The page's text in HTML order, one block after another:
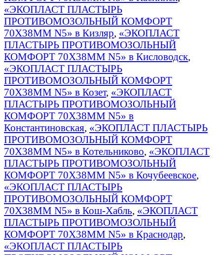
«ЭКОПЛАСТ ПЛАСТЫРЬ
ПРОТИВОМОЗОЛЬНЫЙ КОМФОРТ
70Х38ММ N5» в Кизляр, «ЭКОПЛАСТ
ПЛАСТЫРЬ ПРОТИВОМОЗОЛЬНЫЙ
КОМФОРТ 70Х38ММ N5» в Кисловодск,
«ЭКОПЛАСТ ПЛАСТЫРЬ
ПРОТИВОМОЗОЛЬНЫЙ КОМФОРТ
70Х38ММ N5» в Козет, «ЭКОПЛАСТ
ПЛАСТЫРЬ ПРОТИВОМОЗОЛЬНЫЙ
КОМФОРТ 70Х38ММ N5» в
Константиновская, «ЭКОПЛАСТ ПЛАСТЫРЬ
ПРОТИВОМОЗОЛЬНЫЙ КОМФОРТ
70Х38ММ N5» в Котельниково, «ЭКОПЛАСТ
ПЛАСТЫРЬ ПРОТИВОМОЗОЛЬНЫЙ
КОМФОРТ 70Х38ММ N5» в Кочубеевское,
«ЭКОПЛАСТ ПЛАСТЫРЬ
ПРОТИВОМОЗОЛЬНЫЙ КОМФОРТ
70Х38ММ N5» в Кош-Хабль, «ЭКОПЛАСТ
ПЛАСТЫРЬ ПРОТИВОМОЗОЛЬНЫЙ
КОМФОРТ 70Х38ММ N5» в Краснодар,
«ЭКОПЛАСТ ПЛАСТЫРЬ